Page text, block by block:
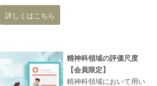
詳しくはこちら
精神科領域の評価尺度
【会員限定】
精神科領域において用い